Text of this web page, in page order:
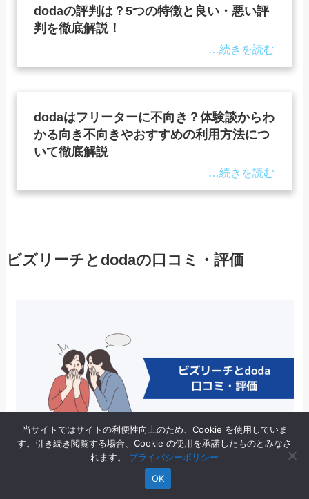
dodaの評判は？5つの特徴と良い・悪い評
判を徹底解説！
dodaはフリーターに不向き？体験談からわ
かる向き不向きやおすすめの利用方法につ
いて徹底解説
ビズリーチとdodaの口コミ・評価
ビズリーチとdodaの口コミ・評判を紹介します。
当サイトではサイトの利便性向上のため、Cookie を使用していま
す。引き続き閲覧する場合、Cookie の使用を承諾したものとみなさ
れます。 プライバシーポリシー
OK